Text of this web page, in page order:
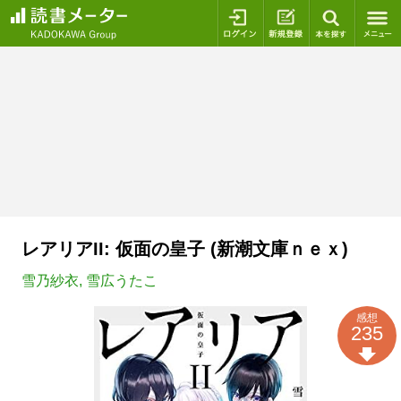
ログイン 新規登録
レアリアII: 仮面の皇子 (新潮文庫ｎｅｘ)
雪乃紗衣, 雪広うたこ
感想
235